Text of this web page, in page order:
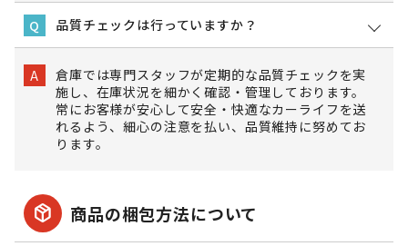
Q 品質チェックは行っていますか？
A
倉庫では専門スタッフが定期的な品質チェックを実
施し、在庫状況を細かく確認・管理しております。
常にお客様が安心して安全・快適なカーライフを送
れるよう、細心の注意を払い、品質維持に努めてお
ります。
package_2 商品の梱包方法について